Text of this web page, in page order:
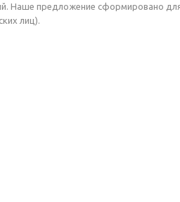
Наше предложение сформировано
лиц).